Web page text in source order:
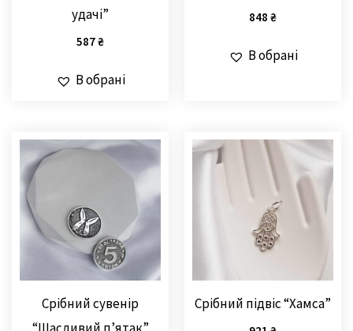
удачі”
587₴
В обрані
848 ₴
В обрані
Срібний сувенір
Срібний підвіс “Хамса”